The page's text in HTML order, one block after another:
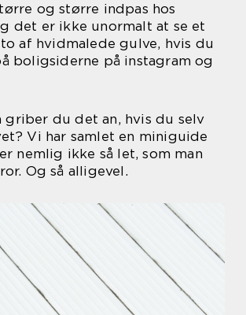
og større indpas hos
det er ikke unormalt at se et
af hvidmalede gulve, hvis du
boligsiderne på instagram og
griber du det an, hvis du selv
Vi har samlet en miniguide
nemlig ikke så let, som man
Og så alligevel.